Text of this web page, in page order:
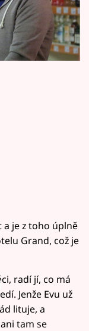
a je z toho úplně
Grand, což je
radí jí, co má
Jenže Evu už
lituje, a
tam se